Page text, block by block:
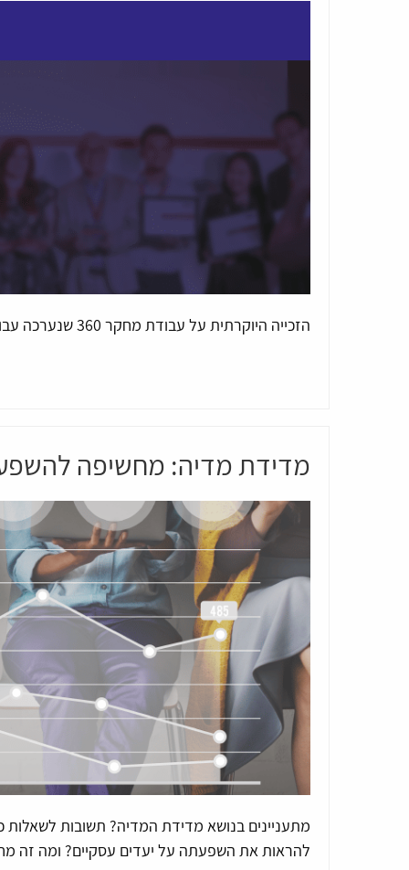
הזכייה היוקרתית על עבודת מחקר 360 שנערכה עבור ובשיתוף בנק ירושלים.
מדידת מדיה: מחשיפה
מתעניינים בנושא מדידת המדיה? תשובות לשאלות
להראות את השפעתה על יעדים עסקיים? ומה זה